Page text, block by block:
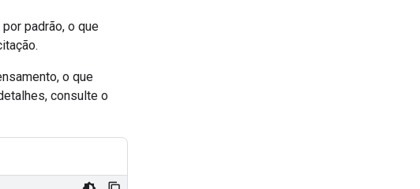
padrão, o que
o que
consulte o